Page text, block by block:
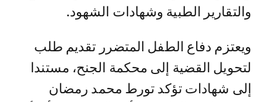
والتقارير الطبية وشهادات الشهود.
ويعتزم دفاع الطفل المتضرر تقديم طلب
لتحويل القضية إلى محكمة الجنح، مستندا
إلى شهادات تؤكد تورط محمد رمضان